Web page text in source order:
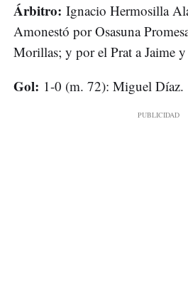
Árbitro: Ignacio Hermosilla
Amonestó por Osasuna
Morillas; y por el Prat a Jaime
Gol: 1-0 (m. 72): Miguel Díaz.